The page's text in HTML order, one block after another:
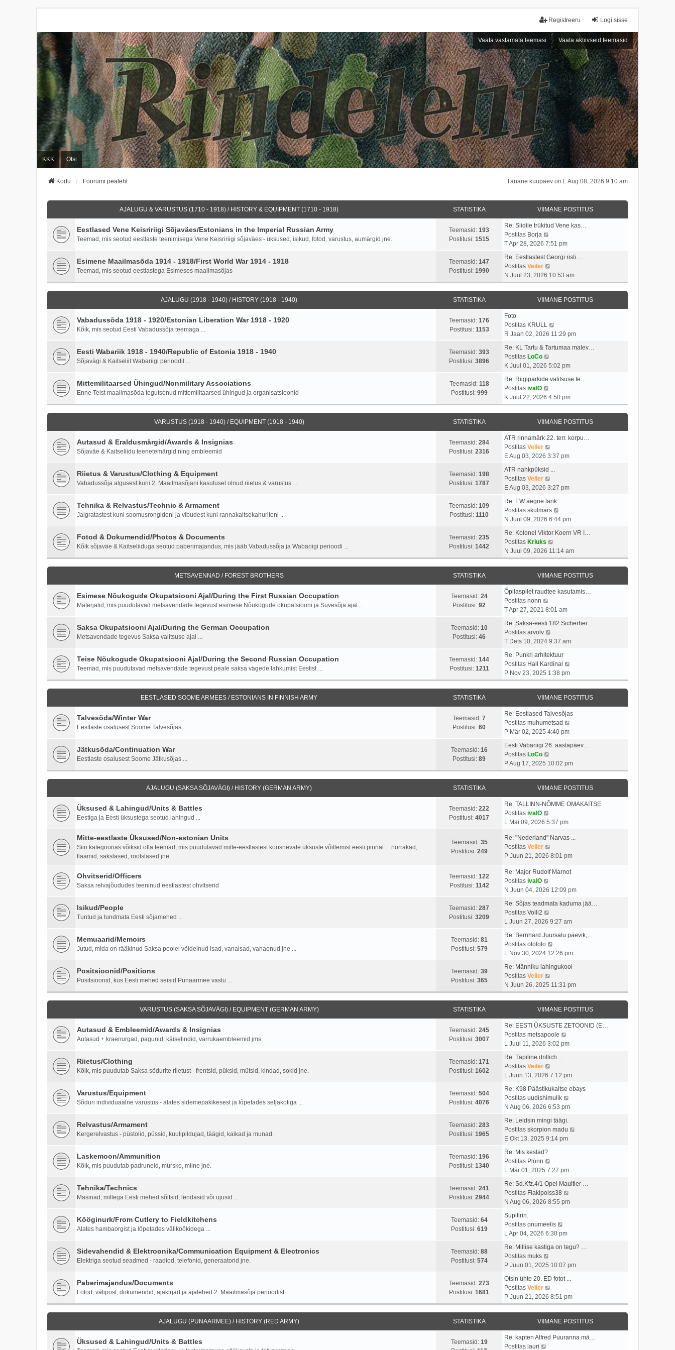
Logi sisse
Registreeru
Vaata vastamata teemasi Vaata aktiivseid teemasid
KKK Otsi
Tänane kuupäev on L Aug 08, 2026 9:10 am
Kodu Foorumi pealeht
AJALUGU & VARUSTUS (1710 - 1918) / HISTORY & EQUIPMENT (1710 - 1918) STATISTIKA VIIMANE POSTITUS
Eestlased Vene Keisririigi Sõjaväes/Estonians in the Imperial Russian Army
Teemad, mis seotud eestlaste teenimisega Vene Keisririigi sõjaväes - üksused, isikud, fotod, varustus, aumärgid jne.
Teemasid: 193
Postitusi: 1515
Re: Siidile trükitud Vene kas…
Postitas Borja
a
t
a
v
i
s
o
t
i
u
s
t
T Apr 28, 2026 7:51 pm
Esimene Maailmasõda 1914 - 1918/First World War 1914 - 1918
Teemad, mis seotud eestlastega Esimeses maailmasõjas
Teemasid: 147
Postitusi: 1990
Re: Eestlastest Georgi risti …
Postitas Veiler
a
a
t
a
v
i
m
a
t
o
t
t
s
N Juul 23, 2026 10:53 am
AJALUGU (1918 - 1940) / HISTORY (1918 - 1940) STATISTIKA VIIMANE POSTITUS
Vabadussõda 1918 - 1920/Estonian Liberation War 1918 - 1920
Kõik, mis seotud Eesti Vabadussõja teemaga ...
Teemasid: 176
Postitusi: 1153
Foto
Postitas KRULL
a
t
v
i
m
a
s
t
p
o
t
u
t
R Jaan 02, 2026 11:29 pm
Eesti Wabariik 1918 - 1940/Republic of Estonia 1918 - 1940
Sõjavägi & Kaitseliit Wabariigi perioodil ...
Teemasid: 393
Postitusi: 3896
Re: KL Tartu & Tartumaa malev…
Postitas LoCo
a
t
v
i
a
s
t
o
s
t
i
t
u
t
K Juul 01, 2026 5:02 pm
Mittemilitaarsed Ühingud/Nonmilitary Associations
Enne Teist maailmasõda tegutsenud mittemilitaarsed ühingud ja organisatsioonid
Teemasid: 118
Postitusi: 999
Re: Riigiparkide valitsuse te…
Postitas ivalO
a
a
t
a
v
i
i
m
s
t
o
s
t
i
t
u
s
t
K Juul 22, 2026 4:50 pm
VARUSTUS (1918 - 1940) / EQUIPMENT (1918 - 1940) STATISTIKA VIIMANE POSTITUS
Autasud & Eraldusmärgid/Awards & Insignias
Sõjaväe & Kaitseliidu teenetemärgid ning embleemid
Teemasid: 284
Postitusi: 2316
ATR rinnamärk 22. terr. korpu…
Postitas Veiler
a
t
v
i
i
m
s
t
p
s
i
u
t
E Aug 03, 2026 3:37 pm
Riietus & Varustus/Clothing & Equipment
Vabadussõja algusest kuni 2. Maailmasõjani kasutusel olnud riietus & varustus ...
Teemasid: 198
Postitusi: 1787
ATR nahkpüksid ...
Postitas Veiler
a
t
a
v
i
i
m
a
s
t
p
o
t
i
u
t
E Aug 03, 2026 3:27 pm
Tehnika & Relvastus/Technic & Armament
Jalgratastest kuni soomusrongideni ja vibudest kuni rannakaitsekahuriteni ...
Teemasid: 109
Postitusi: 1110
Re: EW aegne tank
Postitas skulmars
a
t
v
i
a
t
o
t
i
t
u
s
t
N Juul 09, 2026 6:44 pm
Fotod & Dokumendid/Photos & Documents
Kõik sõjaväe & Kaitseliiduga seotud paberimajandus, mis jääb Vabadussõja ja Wabariigi perioodi ...
Teemasid: 235
Postitusi: 1442
Re: Kolonel Viktor Koern VR I…
Postitas Kriuks
a
a
t
a
v
i
m
a
t
o
s
t
t
s
t
N Juul 09, 2026 11:14 am
METSAVENNAD / FOREST BROTHERS STATISTIKA VIIMANE POSTITUS
Esimese Nõukogude Okupatsiooni Ajal/During the First Russian Occupation
Materjalid, mis puudutavad metsavendade tegevust esimese Nõukogude okupatsiooni ja Suvesõja ajal ...
Teemasid: 24
Postitusi: 92
Õpilaspilet raudtee kasutamis…
Postitas nonn
a
t
a
v
i
i
m
a
s
t
p
o
s
t
i
t
u
s
t
T Apr 27, 2021 8:01 am
Saksa Okupatsiooni Ajal/During the German Occupation
Metsavendade tegevus Saksa valitsuse ajal ...
Teemasid: 10
Postitusi: 46
Re: Saksa-eesti 182 Sicherhei…
Postitas arvolv
a
t
a
v
i
a
s
t
o
t
t
s
T Dets 10, 2024 9:37 am
Teise Nõukogude Okupatsiooni Ajal/During the Second Russian Occupation
Teemad, mis puudutavad metsavendade tegevust peale saksa vägede lahkumist Eestist ...
Teemasid: 144
Postitusi: 1211
Re: Punkri arhitektuur
Postitas Hall Kardinal
a
t
a
v
i
a
t
p
o
s
t
i
P Nov 23, 2025 1:38 pm
EESTLASED SOOME ARMEES / ESTONIANS IN FINNISH ARMY STATISTIKA VIIMANE POSTITUS
Talvesõda/Winter War
Eestlaste osalusest Soome Talvesõjas ...
Teemasid: 7
Postitusi: 60
Re: Eestlased Talvesõjas
Postitas muhumetsad
t
v
i
a
o
t
t
s
t
P Mär 02, 2025 4:40 pm
Jätkusõda/Continuation War
Eestlaste osalusest Soome Jätkusõjas ...
Teemasid: 16
Postitusi: 89
Eesti Vabariigi 26. aastapäev…
Postitas LoCo
a
a
t
a
v
i
m
a
s
t
o
t
s
t
P Aug 17, 2025 10:02 pm
AJALUGU (SAKSA SÕJAVÄGI) / HISTORY (GERMAN ARMY) STATISTIKA VIIMANE POSTITUS
Üksused & Lahingud/Units & Battles
Eestiga ja Eesti üksustega seotud lahingud ...
Teemasid: 222
Postitusi: 4017
Re: TALLINN-NÕMME OMAKAITSE
Postitas ivalO
a
t
a
v
i
a
s
p
s
t
i
t
u
s
t
L Mai 09, 2026 5:37 pm
Mitte-eestlaste Üksused/Non-estonian Units
Siin kategoorias võiksid olla teemad, mis puudutavad mitte-eestlastest koosnevate üksuste võitlemist eesti pinnal ... norrakad,
flaamid, sakslased, rootslased jne.
Teemasid: 35
Postitusi: 249
Re: "Nederland" Narvas ...
Postitas Veiler
a
t
v
i
m
s
t
p
o
t
i
t
u
s
t
P Juun 21, 2026 8:01 pm
Ohvitserid/Officers
Saksa relvajõududes teeninud eestlastest ohvitserid
Teemasid: 122
Postitusi: 1142
Re: Major Rudolf Marnot
Postitas ivalO
a
t
v
i
i
m
s
t
p
s
i
t
u
t
N Juun 04, 2026 12:09 pm
Isikud/People
Tuntud ja tundmata Eesti sõjamehed ...
Teemasid: 287
Postitusi: 3209
Re: Sõjas teadmata kaduma jää…
Postitas Volli2
a
t
a
v
i
i
m
a
s
t
p
o
s
t
i
t
u
t
L Juun 27, 2026 9:27 am
Memuaarid/Memoirs
Jutud, mida on rääkinud Saksa poolel võidelnud isad, vanaisad, vanaonud jne ...
Teemasid: 81
Postitusi: 579
Re: Bernhard Juursalu päevik,…
Postitas otofoto
a
t
v
i
a
s
t
o
t
i
t
u
t
L Nov 30, 2024 12:26 pm
Positsioonid/Positions
Positsioonid, kus Eesti mehed seisid Punaarmee vastu ...
Teemasid: 39
Postitusi: 365
Re: Männiku lahingukool
Postitas Veiler
a
a
t
a
v
i
i
m
a
t
o
s
t
i
u
N Juun 26, 2025 11:31 pm
VARUSTUS (SAKSA SÕJAVÄGI) / EQUIPMENT (GERMAN ARMY) STATISTIKA VIIMANE POSTITUS
Autasud & Embleemid/Awards & Insignias
Autasud + kraenurgad, pagunid, käiselindid, varrukaembleemid jms.
Teemasid: 245
Postitusi: 3007
Re: EESTI ÜKSUSTE ZETOONID (E…
Postitas metsapoole
a
v
i
i
m
s
t
p
t
t
u
s
L Juul 11, 2026 3:02 pm
Riietus/Clothing
Kõik, mis puudutab Saksa sõdurite riietust - frentsid, püksid, mütsid, kindad, sokid jne.
Teemasid: 171
Postitusi: 1602
Re: Täpiline drillich ...
Postitas Veiler
a
t
a
v
i
m
p
o
s
t
u
s
t
L Juun 13, 2026 7:12 pm
Varustus/Equipment
Sõduri individuaalne varustus - alates sidemepakikesest ja lõpetades seljakotiga ...
Teemasid: 504
Postitusi: 4076
Re: K98 Päästikukaitse ebays
Postitas uudishimulik
a
a
s
p
t
s
N Aug 06, 2026 6:53 pm
Relvastus/Armament
Kergerelvastus - püstolid, püssid, kuulipildujad, täägid, kaikad ja munad.
Teemasid: 283
Postitusi: 1965
Re: Leidsin mingi täägi.
Postitas skorpion madu
i
o
t
E Okt 13, 2025 9:14 pm
Laskemoon/Ammunition
Kõik, mis puudutab padruneid, mürske, miine jne.
Teemasid: 196
Postitusi: 1340
Re: Mis kestad?
Postitas Plönn
a
t
a
v
i
m
s
p
o
t
i
t
u
s
L Mär 01, 2025 7:27 pm
Tehnika/Technics
Masinad, millega Eesti mehed sõitsid, lendasid või ujusid ...
Teemasid: 241
Postitusi: 2944
Re: Sd.Kfz.4/1 Opel Maultier …
Postitas Flakipoiss38
a
i
m
s
p
s
i
N Aug 06, 2026 8:55 pm
Kööginurk/From Cutlery to Fieldkitchens
Alates hambaorgist ja lõpetades väliköökidega ...
Teemasid: 64
Postitusi: 619
Supitirin.
Postitas onumeelis
a
t
v
i
m
a
s
t
p
o
L Apr 04, 2026 6:30 pm
Sidevahendid & Elektroonika/Communication Equipment & Electronics
Elektriga seotud seadmed - raadiod, telefonid, generaatorid jne.
Teemasid: 88
Postitusi: 574
Re: Millise kastiga on tegu? …
Postitas muks
a
t
a
v
i
a
P Juun 01, 2025 10:07 pm
Paberimajandus/Documents
Fotod, välipost, dokumendid, ajakirjad ja ajalehed 2. Maailmasõja perioodist ...
Teemasid: 273
Postitusi: 1681
Otsin ühte 20. ED fotot ...
Postitas Veiler
a
a
t
a
v
P Juun 21, 2026 8:51 pm
AJALUGU (PUNAARMEE) / HISTORY (RED ARMY) STATISTIKA VIIMANE POSTITUS
Üksused & Lahingud/Units & Battles Teemasid: 19
Re: kapten Alfred Puuranna mä…
Postitas lauri